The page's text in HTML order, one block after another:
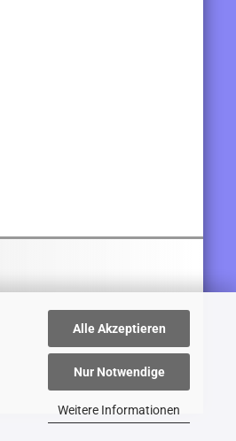
Alle Akzeptieren
Nur Notwendige
Weitere Informationen